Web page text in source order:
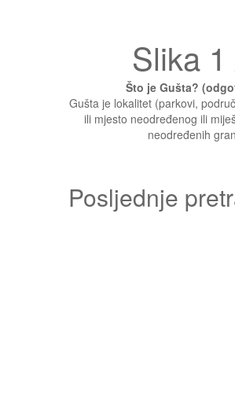
Slika
Što je Gušta?
Gušta je lokalitet (parkovi,
ili mjesto neodređenog ili
neodređenih
Posljednje